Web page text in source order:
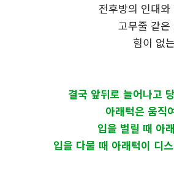
전후방의 인대
고무줄 같
힘이 없
결국 앞뒤로 늘어나고
아래턱은 움직
입을 벌릴 때 아
입을 다물 때 아래턱이 디